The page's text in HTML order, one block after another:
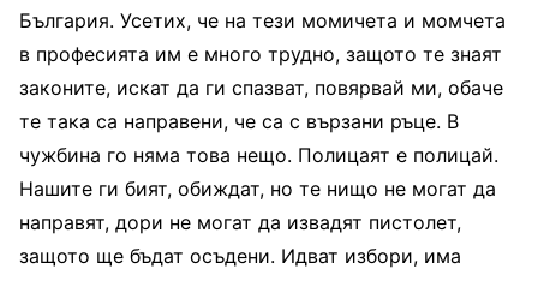
България. Усетих, че на тези момичета и момчета
в професията им е много трудно, защото те знаят
законите, искат да ги спазват, повярвай ми, обаче
те така са направени, че са с вързани ръце. В
чужбина го няма това нещо. Полицаят е полицай.
Нашите ги бият, обиждат, но те нищо не могат да
направят, дори не могат да извадят пистолет,
защото ще бъдат осъдени. Идват избори, има